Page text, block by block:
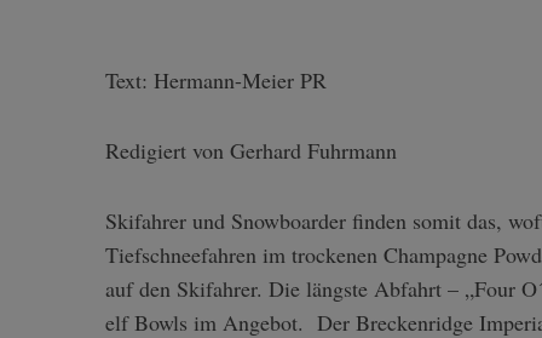
Text: Hermann-Meier PR
Redigiert von Gerhard Fuhrmann
Skifahrer und Snowboarder finden somit das,
Tiefschneefahren im trockenen Champagne
auf den Skifahrer. Die längste Abfahrt – „Four
elf Bowls im Angebot. Der Breckenridge